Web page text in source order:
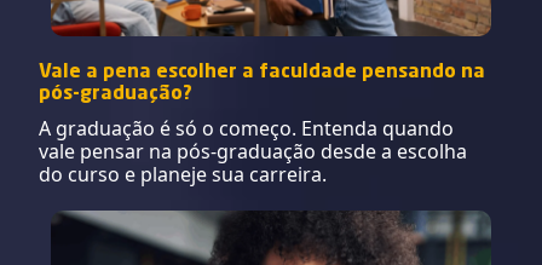
Vale a pena escolher a faculdade pensando na
pós-graduação?
A graduação é só o começo. Entenda quando
vale pensar na pós-graduação desde a escolha
do curso e planeje sua carreira.